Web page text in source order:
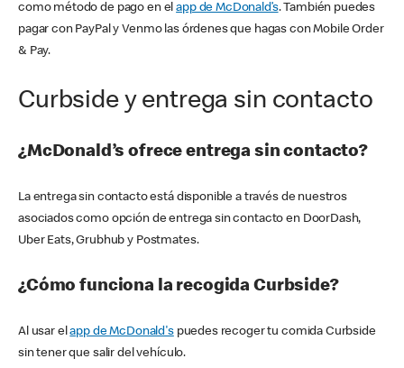
como método de pago en elapp de McDonald’s. También puedes
pagar con PayPal y Venmo las órdenes que hagas con Mobile Order
& Pay.
Curbside y entrega sin contacto
¿McDonald’s ofrece entrega sin contacto?
La entrega sin contacto está disponible a través de nuestros
asociados como opción de entrega sin contacto en DoorDash,
Uber Eats, Grubhub y Postmates.
¿Cómo funciona la recogida Curbside?
Al usar elapp de McDonald'spuedes recoger tu comida Curbside
sin tener que salir del vehículo.